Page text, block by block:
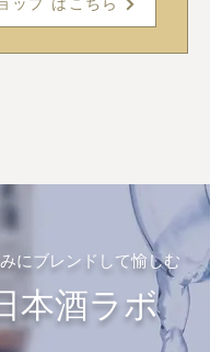
にブレンドして愉しむ
本酒ラボ